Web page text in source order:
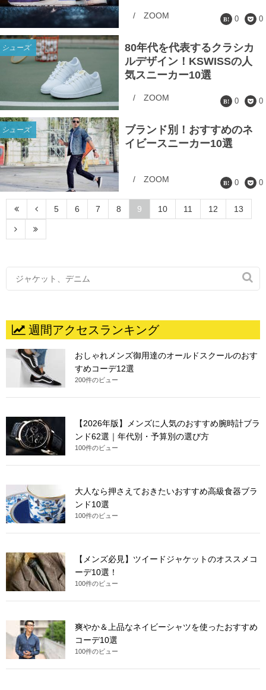
/ ZOOM 0 0
シューズ
80年代を代表するクラシカ
ルデザイン！KSWISSの人
気スニーカー10選
/ ZOOM 0 0
シューズ
ブランド別！おすすめのネ
イビースニーカー10選
/ ZOOM 0 0
5 6 7 8 9 10 11 12 13

週間アクセスランキング
おしゃれメンズ御用達のオールドスクールのおす
すめコーデ12選
200件のビュー
【2026年版】メンズに人気のおすすめ腕時計ブラ
ンド62選｜年代別・予算別の選び方
100件のビュー
大人なら押さえておきたいおすすめ高級食器ブラ
ンド10選
100件のビュー
【メンズ必見】ツイードジャケットのオススメコ
ーデ10選！
100件のビュー
爽やか＆上品なネイビーシャツを使ったおすすめ
コーデ10選
100件のビュー